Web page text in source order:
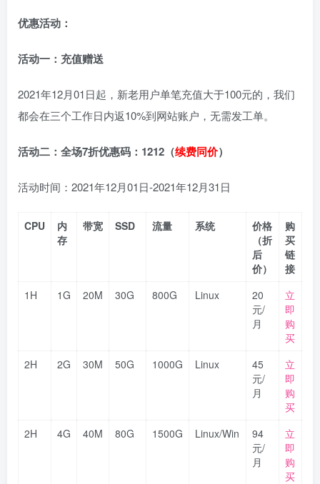
优惠活动：
活动一：充值赠送
2021年12月01日起，新老用户单笔充值大于100元的，我们
都会在三个工作日内返10%到网站账户，无需发工单。
活动二：全场7折优惠码：1212 （续费同价）
活动时间：2021年12月01日-2021年12月31日
CPU
内
存
带宽 SSD 流量 系统
价格
（折
后
价）
购
买
链
接
1H
1G 20M 30G 800G Linux
20
元/
月
立
即
购
买
2H
2G 30M 50G 1000G Linux
45
元/
月
立
即
购
买
2H
4G 40M 80G 1500G Linux/Win
94
元/
月
立
即
购
买